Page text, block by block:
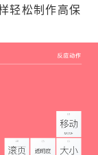
轻松制作高保